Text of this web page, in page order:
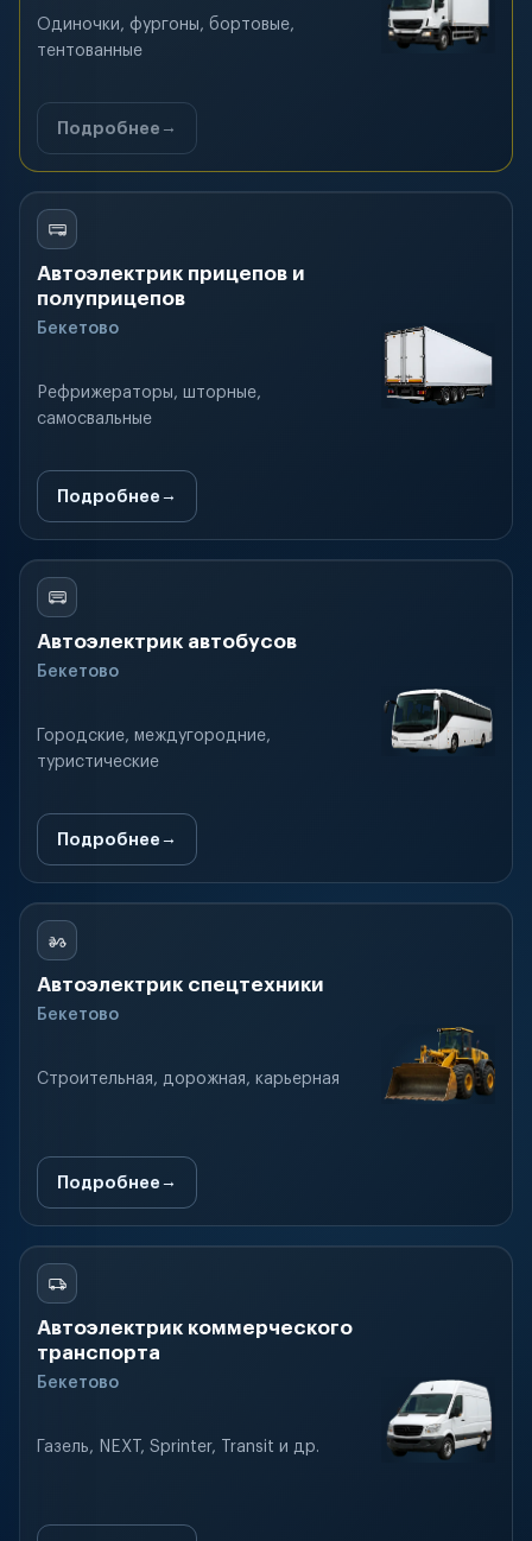
Одиночки, фургоны, бортовые,
тентованные
Подробнее
Автоэлектрик прицепов и
полуприцепов
Бекетово
Рефрижераторы, шторные,
самосвальные
Подробнее
Автоэлектрик автобусов
Бекетово
Городские, междугородние,
туристические
Подробнее
Автоэлектрик спецтехники
Бекетово
Строительная, дорожная, карьерная
Подробнее
Автоэлектрик коммерческого
транспорта
Бекетово
Газель, NEXT, Sprinter, Transit и др.